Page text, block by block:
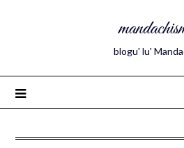
blogu' lu'